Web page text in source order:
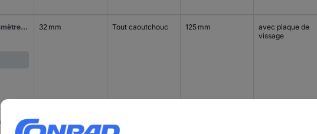
Blickle 223834 LKPA-VPA 126G Roulette pivotante Diamètre de la roue: 125 mm Capacité de charge (max.): 120 kg 1 pc(s) 32 mm Tout caoutchouc 125 mm
avec plaque de
vissage
Blickle 224139 LKPA-VPA 126K-FI-FA Roulette pivotante avec blocage Diamètre de la roue: 125 mm Capacité de charge (max.): 120 kg 1 pc(s) 32 mm